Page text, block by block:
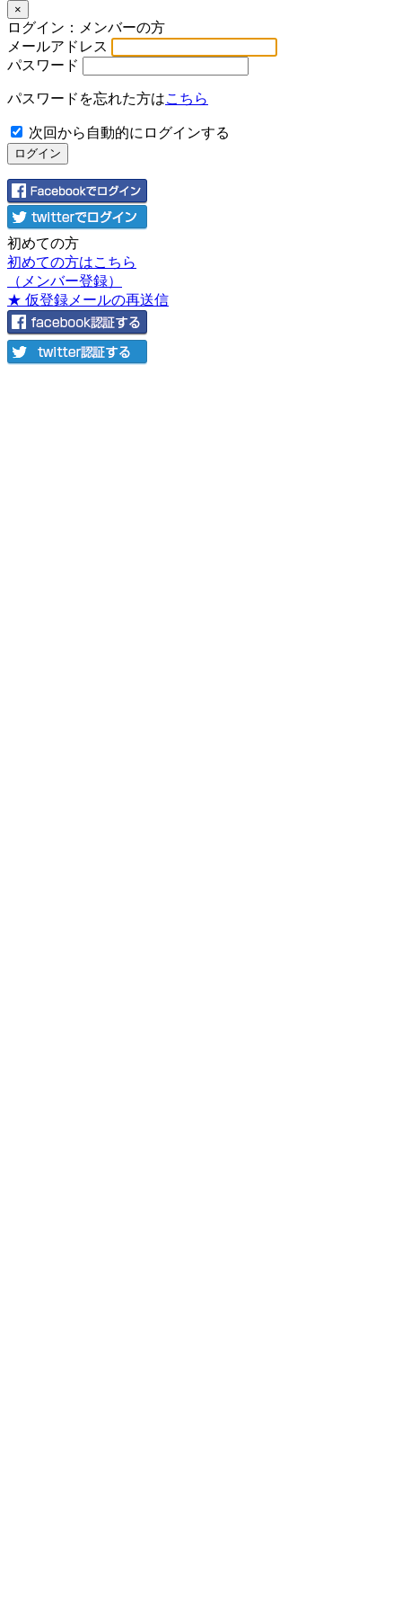
×
ログイン：メンバーの方
メールアドレス
パスワード
パスワードを忘れた方はこちら
次回から自動的にログインする
初めての方
初めての方はこちら
（メンバー登録）
★ 仮登録メールの再送信